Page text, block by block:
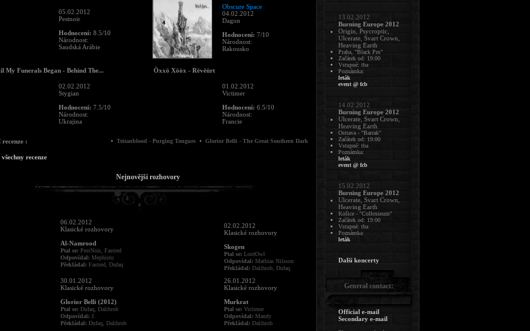
05.02.2012
Pestnoir
Hodnocení: 8.5/10
Národnost:
Saudská Arábie
Obscure Space
04.02.2012
Dagon
Hodnocení: 7/10
Národnost:
Rakousko
My Funerals Began - Behind The...
02.02.2012
Stygian
Hodnocení: 7.5/10
Národnost:
Ukrajina
Öxxö Xööx - Rëvëürt
01.02.2012
Victimer
Hodnocení: 6.5/10
Národnost:
Francie
recenze : Teitanblood - Purging Tongues•Glorior Belli - The Great Southern Darkness• Grá - Grá•Dead to this World - Sacrifice
recenze
Nejnovější rozhovory
06.02.2012
Klasické rozhovory
Al-Namrood
Ptal se: PestNoir, Fastred
Odpovídal: Mephisto
Překládal: Fastred, Dufaq
02.02.2012
Klasické rozhovory
Skogen
Ptal se: LordOwl
Odpovídal: Mathias Nilsson
Překládal: Dalihrob, Dufaq
30.01.2012
Klasické rozhovory
Glorior Belli (2012)
Ptal se: Dufaq, Dalihrob
Odpovídal: J.
Překládal: Dufaq, Dalihrob
26.01.2012
Klasické rozhovory
Murkrat
Ptal se: Victimer
Odpovídal: Mandy
Překládal: Dalihrob
13.02.2012
Burning Europe 2012
Origin, Psycroptic,
Ulcerate, Svart Crown,
Heaving Earth
Praha, "Black Pes"
Začátek od: 19:00
Vstupné: tba
Poznámka:
leták
event @ fcb
14.02.2012
Burning Europe 2012
Ulcerate, Svart Crown,
Heaving Earth
Ostrava - "Barrak"
Začátek od: 19:00
Vstupné: tba
Poznámka:
leták
event @ fcb
15.02.2012
Burning Europe 2012
Ulcerate, Svart Crown,
Heaving Earth
Košice - "Collosseum"
Začátek od: 19:00
Vstupné: tba
Poznámka:
leták
Další koncerty
General contact:
Official e-mail
Secondary e-mail